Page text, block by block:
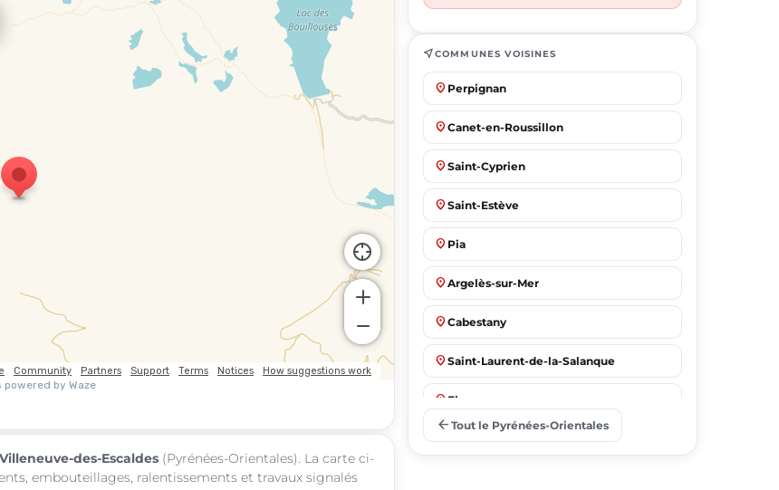
des-Escaldes (Pyrénées-Orientales). La carte ci-
embouteillages, ralentissements et travaux signalés
near_meCOMMUNES VOISINES
place Perpignan
place Canet-en-Roussillon
place Saint-Cyprien
place Saint-Estève
place Pia
place Argelès-sur-Mer
place Cabestany
place Saint-Laurent-de-la-Salanque
place Elne
arrow_back Tout le Pyrénées-Orientales